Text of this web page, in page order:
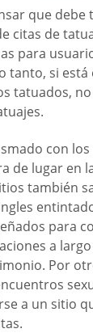
que debe
citas de
para
tanto, si
tatuados,
con
de lugar en
también
para
a
Por
a un sitio